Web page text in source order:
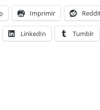
Imprimir
LinkedIn Tumblr